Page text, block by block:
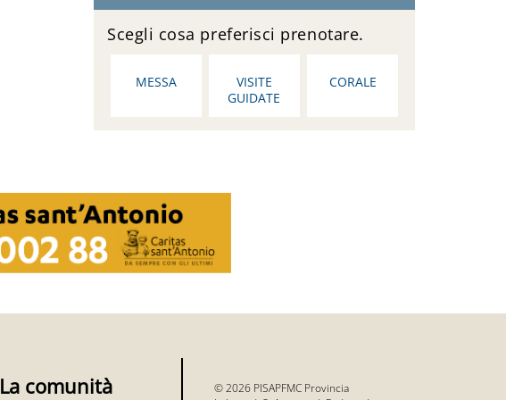
Scegli cosa preferisci prenotare.
MESSA
VISITE
GUIDATE
CORALE
La comunità
© 2026 PISAPFMC Provincia